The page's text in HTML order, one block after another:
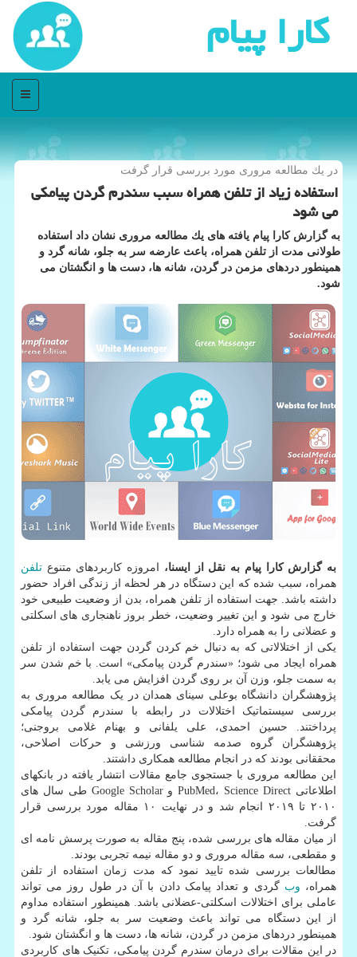
كارا پیام
منو
در یك مطالعه مروری مورد بررسی قرار گرفت
استفاده زیاد از تلفن همراه سبب سندرم گردن پیامكی
می شود
به گزارش كارا پیام یافته های یك مطالعه مروری نشان داد استفاده
طولانی مدت از تلفن همراه، باعث عارضه سر به جلو، شانه گرد و
همینطور دردهای مزمن در گردن، شانه ها، دست ها و انگشتان می
شود.
به گزارش کارا پیام به نقل از ایسنا، امروزه کاربردهای متنوع تلفن
همراه، سبب شده که این دستگاه در هر لحظه از زندگی افراد حضور
داشته باشد. جهت استفاده از تلفن همراه، بدن از وضعیت طبیعی خود
خارج می شود و این تغییر وضعیت، خطر بروز ناهنجاری های اسکلتی
و عضلانی را به همراه دارد.
یکی از اختلالاتی که به دنبال خم کردن گردن جهت استفاده از تلفن
همراه ایجاد می شود؛ «سندرم گردن پیامکی» است. با خم شدن سر
به سمت جلو، وزن آن بر روی گردن افزایش می یابد.
پژوهشگران دانشگاه بوعلی سینای همدان در یک مطالعه مروری به
بررسی سیستماتیک اختلالات در رابطه با سندرم گردن پیامکی
پرداختند. حسین احمدی، علی یلفانی و بهنام غلامی بروجنی؛
پژوهشگران گروه صدمه شناسی ورزشی و حرکات اصلاحی،
محققانی بودند که در انجام مطالعه همکاری داشتند.
این مطالعه مروری با جستجوی جامع مقالات انتشار یافته در بانکهای
اطلاعاتی PubMed، Science Direct و Google Scholar طی سال های
۲۰۱۰ تا ۲۰۱۹ انجام شد و در نهایت ۱۰ مقاله مورد بررسی قرار
گرفت.
از میان مقاله های بررسی شده، پنج مقاله به صورت پرسش نامه ای
و مقطعی، سه مقاله مروری و دو مقاله نیمه تجربی بودند.
مطالعات بررسی شده تایید نمود که مدت زمان استفاده از تلفن
همراه، وب گردی و تعداد پیامک دادن با آن در طول روز می تواند
عاملی برای اختلالات اسکلتی-عضلانی باشد. همینطور استفاده مداوم
از این دستگاه می تواند باعث وضعیت سر به جلو، شانه گرد و
همینطور دردهای مزمن در گردن، شانه ها، دست ها و انگشتان شود.
در این مقالات برای درمان سندرم گردن پیامکی، تکنیک های کاربردی